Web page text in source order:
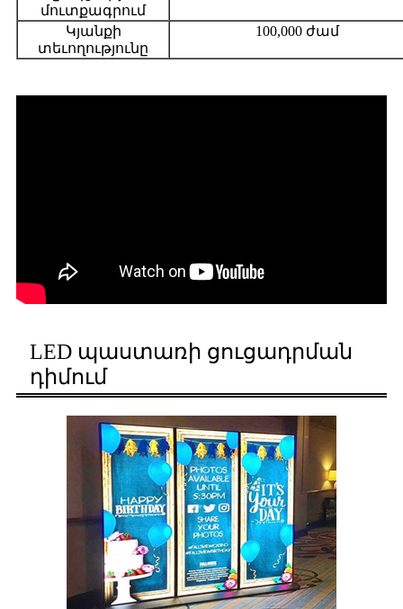
մուտքագրում
Կյանքի
տեւողությունը
100,000 ժամ
LED պաստառի ցուցադրման
դիմում